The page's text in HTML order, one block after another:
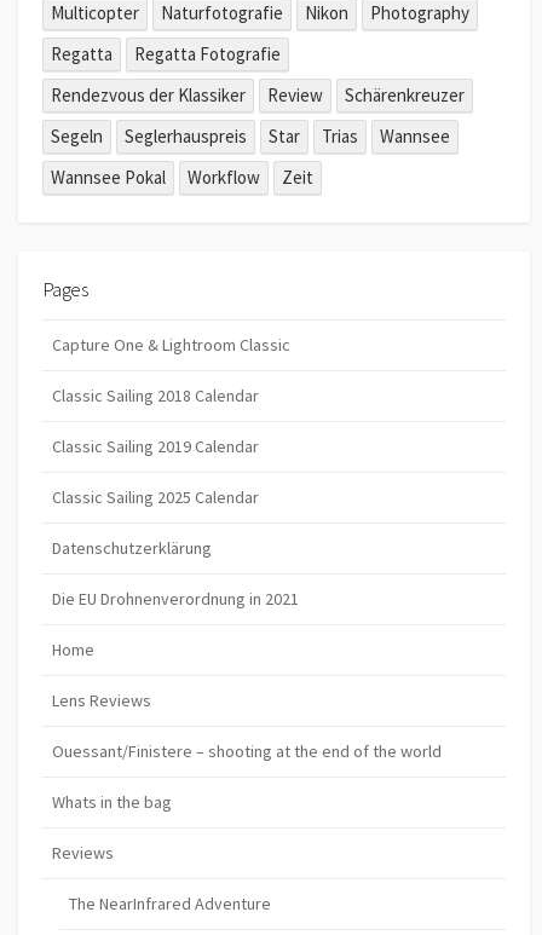
Multicopter
Naturfotografie Nikon
Photography
Regatta
Regatta Fotografie
Rendezvous der Klassiker
Review
Schärenkreuzer
Segeln
Seglerhauspreis Star Trias
Wannsee
Wannsee Pokal
Workflow Zeit
Pages
Capture One & Lightroom Classic
Classic Sailing 2018 Calendar
Classic Sailing 2019 Calendar
Classic Sailing 2025 Calendar
Datenschutzerklärung
Die EU Drohnenverordnung in 2021
Home
Lens Reviews
Ouessant/Finistere – shooting at the end of the world
Whats in the bag
Reviews
The NearInfrared Adventure